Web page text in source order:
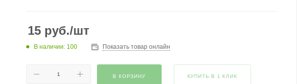
15руб./шт
В наличии: 100 Показать товар онлайн
В КОРЗИНУ КУПИТЬ В 1 КЛИК